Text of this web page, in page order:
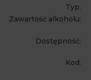
Typ:
Zawartość alkoholu:
Dostępność:
Kod: